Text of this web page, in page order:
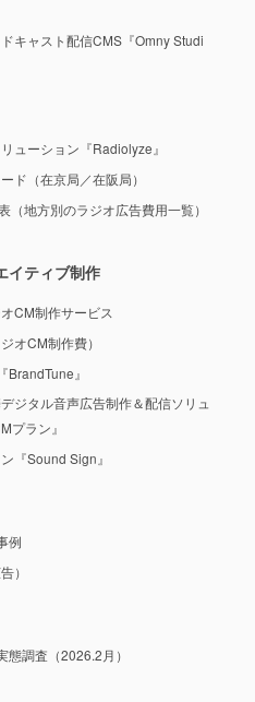
キャスト配信CMS『Omny Studi
ューション『Radiolyze』
ド（在京局／在阪局）
地方別のラジオ広告費用一覧）
イティブ制作
CM制作サービス
オCM制作費）
』
ジタル音声広告制作＆配信ソリュ
プラン』
『Sound Sign』
例
）
調査（2026.2月）